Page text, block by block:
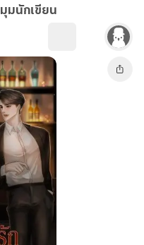
มุมนักเขียน